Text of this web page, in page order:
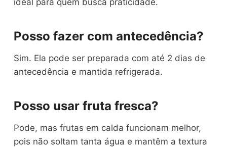
Posso fazer com antecedência?
Sim. Ela pode ser preparada com até 2 dias de
antecedência e mantida refrigerada.
Posso usar fruta fresca?
Pode, mas frutas em calda funcionam melhor,
pois não soltam tanta água e mantêm a textura